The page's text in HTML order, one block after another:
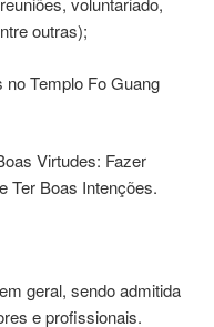
outras);
Templo Fo Guang
Virtudes: Fazer
Ter Boas Intenções.
geral, sendo admitida
e profissionais.